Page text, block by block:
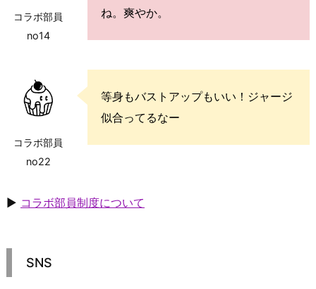
コラボ部員
no14
ね。爽やか。
コラボ部員
no22
等身もバストアップもいい！ジャージ
似合ってるなー
▶ コラボ部員制度について
SNS